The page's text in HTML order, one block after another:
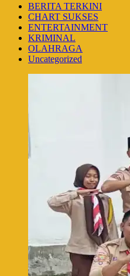
BERITA TERKINI
CHART SUKSES
ENTERTAINMENT
KRIMINAL
OLAHRAGA
Uncategorized